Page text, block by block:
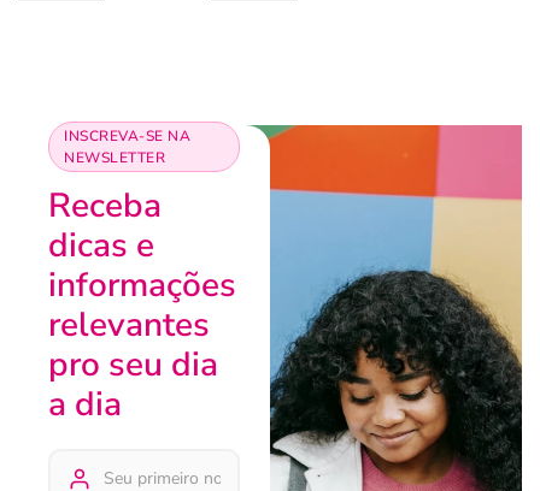
INSCREVA-SE NA
NEWSLETTER
Receba
dicas e
informações
relevantes
pro seu dia
a dia